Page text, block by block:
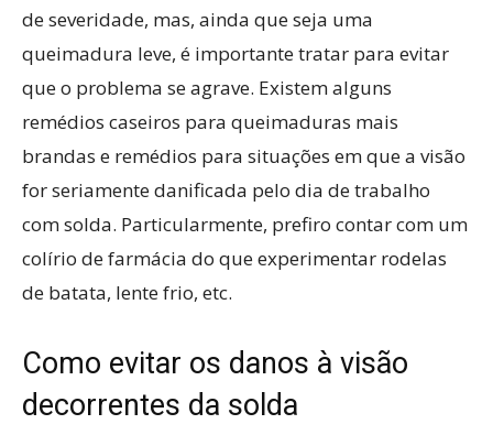
de severidade, mas, ainda que seja uma
queimadura leve, é importante tratar para evitar
que o problema se agrave. Existem alguns
remédios caseiros para queimaduras mais
brandas e remédios para situações em que a visão
for seriamente danificada pelo dia de trabalho
com solda. Particularmente, prefiro contar com um
colírio de farmácia do que experimentar rodelas
de batata, lente frio, etc.
Como evitar os danos à visão
decorrentes da solda